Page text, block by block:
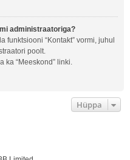
administraatoriga?
funktsiooni “Kontakt” vormi, juhul
poolt.
ka “Meeskond” linki.
Hüppa